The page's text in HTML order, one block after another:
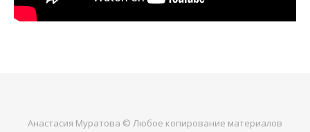
Анастасия Муратова © Любое копирование материалов